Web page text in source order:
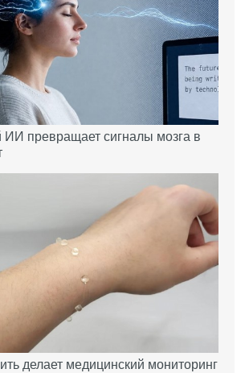
превращает сигналы мозга в
делает медицинский мониторинг